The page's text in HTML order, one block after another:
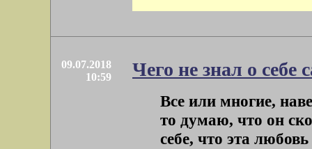
09.07.2018
10:59
Чего не знал о
Все или многие,
то думаю, что он
себе, что эта